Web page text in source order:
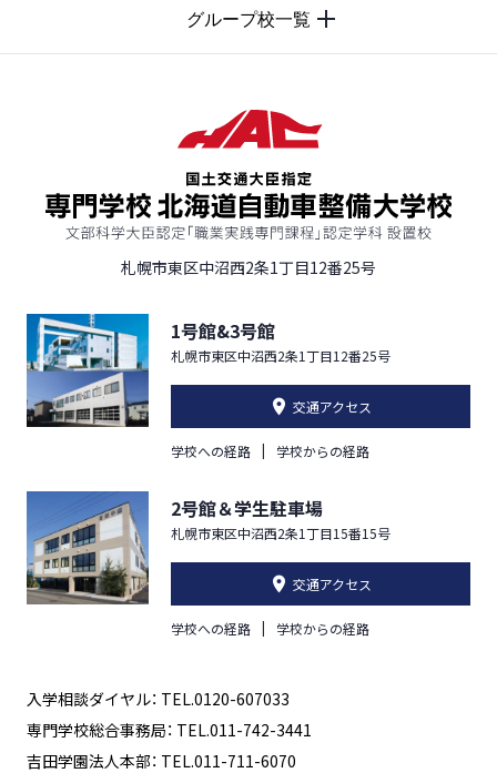
グループ校一覧
札幌市東区中沼西2条1丁目12番25号
1号館&3号館
札幌市東区中沼西2条1丁目12番25号
交通アクセス
学校への経路 学校からの経路
2号館＆学生駐車場
札幌市東区中沼西2条1丁目15番15号
交通アクセス
学校への経路 学校からの経路
入学相談ダイヤル： TEL.0120-607033
専門学校総合事務局： TEL.011-742-3441
吉田学園法人本部： TEL.011-711-6070